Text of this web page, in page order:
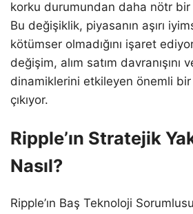
korku durumundan daha nötr
Bu değişiklik, piyasanın aşırı
kötümser olmadığını işaret
değişim, alım satım davranışını
dinamiklerini etkileyen önemli
çıkıyor.
Ripple’ın Stratejik
Nasıl?
Ripple’ın Baş Teknoloji